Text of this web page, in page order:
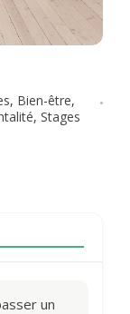
, Bien-être,
, Stages
un